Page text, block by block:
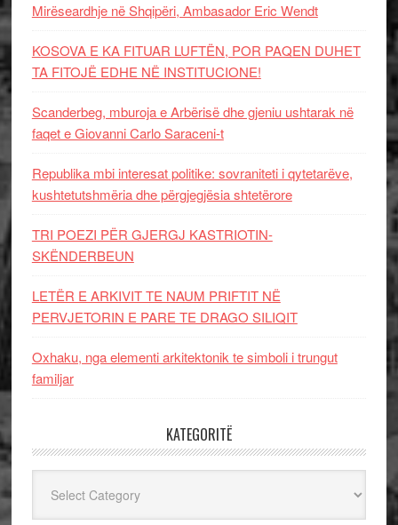
Mirëseardhje në Shqipëri, Ambasador Eric Wendt
KOSOVA E KA FITUAR LUFTËN, POR PAQEN DUHET
TA FITOJË EDHE NË INSTITUCIONE!
Scanderbeg, mburoja e Arbërisë dhe gjeniu ushtarak në
faqet e Giovanni Carlo Saraceni-t
Republika mbi interesat politike: sovraniteti i qytetarëve,
kushtetutshmëria dhe përgjegjësia shtetërore
TRI POEZI PËR GJERGJ KASTRIOTIN-
SKËNDERBEUN
LETËR E ARKIVIT TE NAUM PRIFTIT NË
PERVJETORIN E PARE TE DRAGO SILIQIT
Oxhaku, nga elementi arkitektonik te simboli i trungut
familjar
KATEGORITË